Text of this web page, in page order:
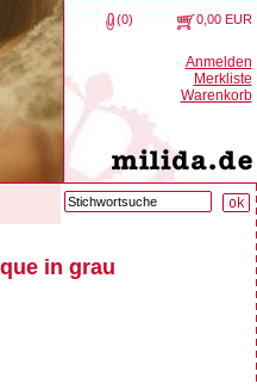
(0) 0,00 EUR
Anmelden
Merkliste
Warenkorb
in grau